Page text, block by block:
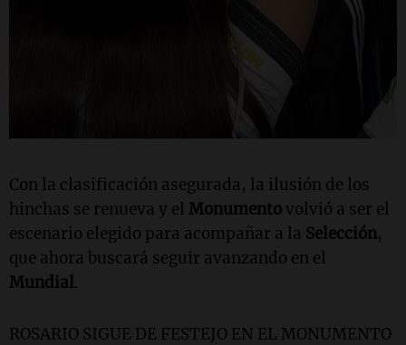
Con la clasificación asegurada, la ilusión de los
hinchas se renueva y el Monumentovolvió a ser el
escenario elegido para acompañar a la Selección,
que ahora buscará seguir avanzando en el
Mundial.
ROSARIO SIGUE DE FESTEJO EN EL MONUMENTO